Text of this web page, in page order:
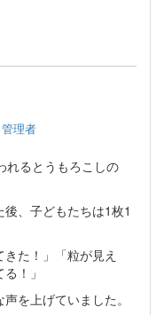
理者
れるとうもろこしの
、子どもたちは1枚1
た！」「粒が見え
！」
を上げていました。